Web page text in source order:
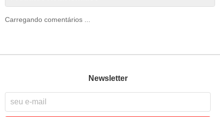
Carregando comentários ...
Newsletter